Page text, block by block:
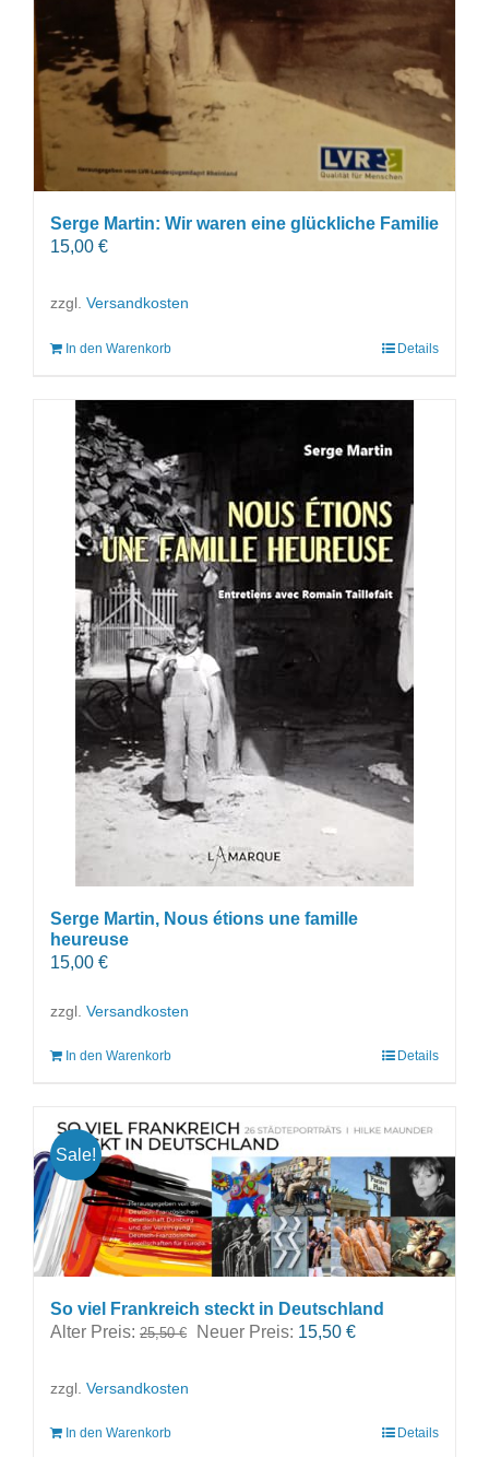
Serge Martin: Wir waren eine glückliche Familie
15,00 €
zzgl. Versandkosten
In den Warenkorb Details
Serge Martin, Nous étions une famille
heureuse
15,00 €
zzgl. Versandkosten
In den Warenkorb Details
Sale!
So viel Frankreich steckt in Deutschland
Alter Preis: 25,50€
Ursprünglicher
Neuer Preis: 15,50 €Aktueller
zzgl. Versandkosten
In den Warenkorb Details